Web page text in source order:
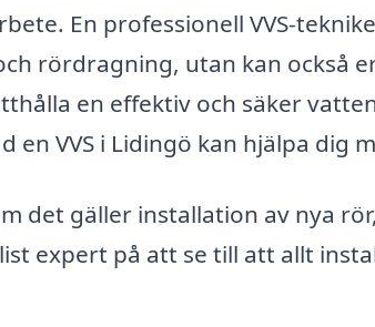
En professionell VVS-
rördragning, utan kan också
en effektiv och säker
VVS i Lidingö kan hjälpa dig
det gäller installation av nya
expert på att se till att allt